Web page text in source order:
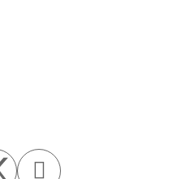
